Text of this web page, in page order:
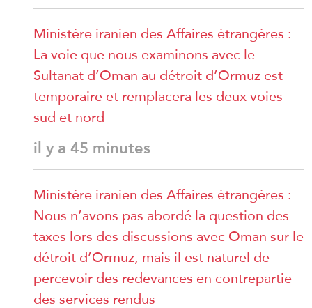
Ministère iranien des Affaires étrangères :
La voie que nous examinons avec le
Sultanat d’Oman au détroit d’Ormuz est
temporaire et remplacera les deux voies
sud et nord
il y a 45 minutes
Ministère iranien des Affaires étrangères :
Nous n’avons pas abordé la question des
taxes lors des discussions avec Oman sur le
détroit d’Ormuz, mais il est naturel de
percevoir des redevances en contrepartie
des services rendus